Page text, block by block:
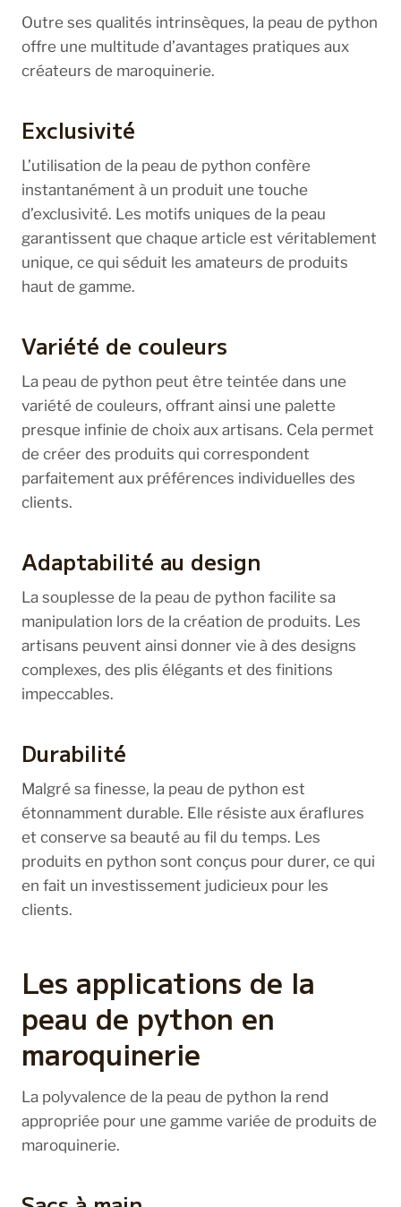
Outre ses qualités intrinsèques, la peau de python
offre une multitude d’avantages pratiques aux
créateurs de maroquinerie.
Exclusivité
L’utilisation de la peau de python confère
instantanément à un produit une touche
d’exclusivité. Les motifs uniques de la peau
garantissent que chaque article est véritablement
unique, ce qui séduit les amateurs de produits
haut de gamme.
Variété de couleurs
La peau de python peut être teintée dans une
variété de couleurs, offrant ainsi une palette
presque infinie de choix aux artisans. Cela permet
de créer des produits qui correspondent
parfaitement aux préférences individuelles des
clients.
Adaptabilité au design
La souplesse de la peau de python facilite sa
manipulation lors de la création de produits. Les
artisans peuvent ainsi donner vie à des designs
complexes, des plis élégants et des finitions
impeccables.
Durabilité
Malgré sa finesse, la peau de python est
étonnamment durable. Elle résiste aux éraflures
et conserve sa beauté au fil du temps. Les
produits en python sont conçus pour durer, ce qui
en fait un investissement judicieux pour les
clients.
Les applications de la
peau de python en
maroquinerie
La polyvalence de la peau de python la rend
appropriée pour une gamme variée de produits de
maroquinerie.